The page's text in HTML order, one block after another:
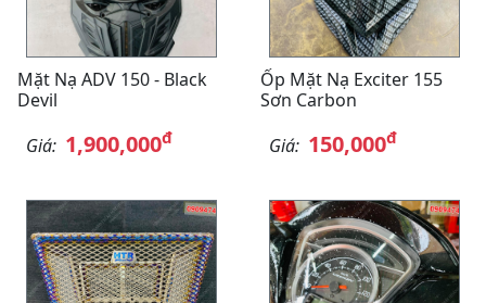
Mặt Nạ ADV 150 - Black
Devil
Giá: 1,900,000đ
Ốp Mặt Nạ Exciter 155
Sơn Carbon
Giá: 150,000đ